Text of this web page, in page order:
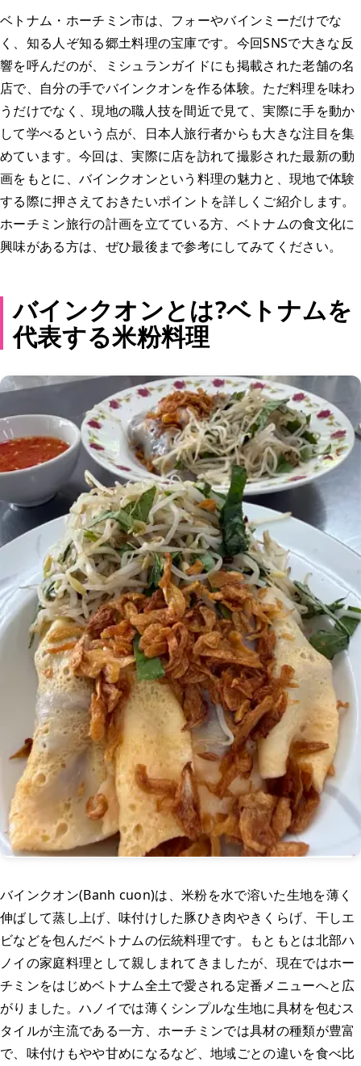
ベトナム・ホーチミン市は、フォーやバインミーだけでな
く、知る人ぞ知る郷土料理の宝庫です。今回SNSで大きな反
響を呼んだのが、ミシュランガイドにも掲載された老舗の名
店で、自分の手でバインクオンを作る体験。ただ料理を味わ
うだけでなく、現地の職人技を間近で見て、実際に手を動か
して学べるという点が、日本人旅行者からも大きな注目を集
めています。今回は、実際に店を訪れて撮影された最新の動
画をもとに、バインクオンという料理の魅力と、現地で体験
する際に押さえておきたいポイントを詳しくご紹介します。
ホーチミン旅行の計画を立てている方、ベトナムの食文化に
興味がある方は、ぜひ最後まで参考にしてみてください。
バインクオンとは?ベトナムを
代表する米粉料理
バインクオン(Banh cuon)は、米粉を水で溶いた生地を薄く
伸ばして蒸し上げ、味付けした豚ひき肉やきくらげ、干しエ
ビなどを包んだベトナムの伝統料理です。もともとは北部ハ
ノイの家庭料理として親しまれてきましたが、現在ではホー
チミンをはじめベトナム全土で愛される定番メニューへと広
がりました。ハノイでは薄くシンプルな生地に具材を包むス
タイルが主流である一方、ホーチミンでは具材の種類が豊富
で、味付けもやや甘めになるなど、地域ごとの違いを食べ比